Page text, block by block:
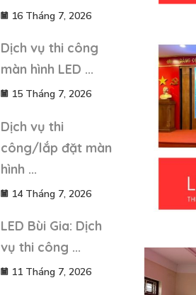
16 Tháng 7, 2026
Dịch vụ thi công
màn hình LED ...
15 Tháng 7, 2026
Dịch vụ thi
công/lắp đặt màn
hình ...
14 Tháng 7, 2026
LED Bùi Gia: Dịch
vụ thi công ...
11 Tháng 7, 2026